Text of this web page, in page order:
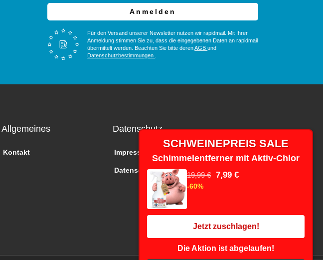
Anmelden
Für den Versand unserer Newsletter nutzen wir rapidmail. Mit Ihrer
Anmeldung stimmen Sie zu, dass die eingegebenen Daten an rapidmail
übermittelt werden. Beachten Sie bitte derenAGBund
Datenschutzbestimmungen
Allgemeines
Kontakt
Datenschutz
Impressum
Datenschutz
SCHWEINEPREIS SALE
Schimmelentferner mit Aktiv-Chlor
19,99 € 7,99 €
-60%
Jetzt zuschlagen!
Die Aktion ist abgelaufen!